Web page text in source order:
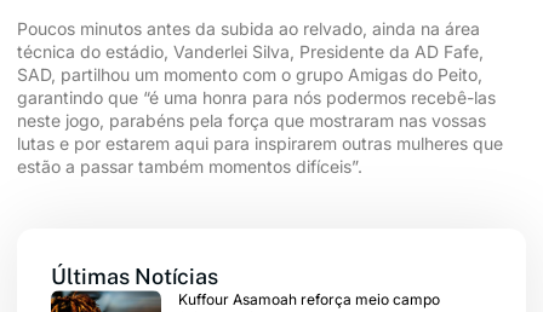
Poucos minutos antes da subida ao relvado, ainda na área
técnica do estádio, Vanderlei Silva, Presidente da AD Fafe,
SAD, partilhou um momento com o grupo Amigas do Peito,
garantindo que “é uma honra para nós podermos recebê-las
neste jogo, parabéns pela força que mostraram nas vossas
lutas e por estarem aqui para inspirarem outras mulheres que
estão a passar também momentos difíceis”.
Últimas Notícias
Kuffour Asamoah reforça meio campo